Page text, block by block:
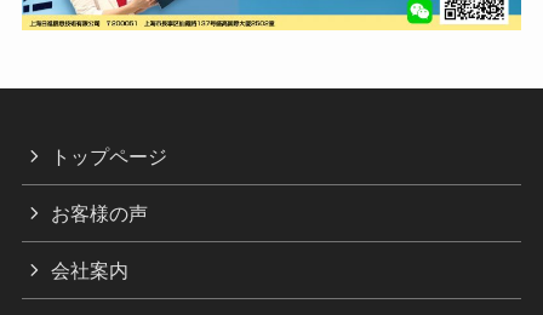
トップページ
お客様の声
会社案内